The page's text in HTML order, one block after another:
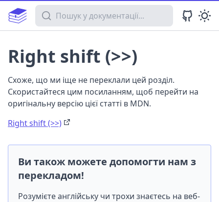
Пошук у документації
Right shift (>>)
Схоже, що ми іще не переклали цей розділ.
Скористайтеся цим посиланням, щоб перейти на
оригінальну версію цієї статті в MDN.
Right shift (>>)
Ви також можете допомогти нам з
перекладом!
Розумієте англійську чи трохи знаєтесь на веб-